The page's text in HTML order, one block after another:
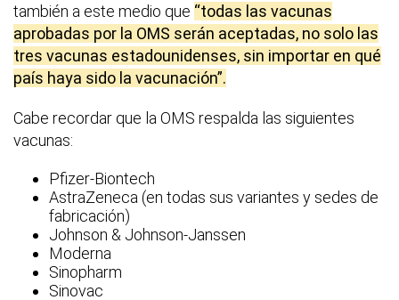
también a este medio que “todas las vacunas
aprobadas por la OMS serán aceptadas, no solo las
tres vacunas estadounidenses, sin importar en qué
país haya sido la vacunación”.
Cabe recordar que la OMS respalda las siguientes
vacunas:
Pfizer-Biontech
AstraZeneca (en todas sus variantes y sedes de
fabricación)
Johnson & Johnson-Janssen
Moderna
Sinopharm
Sinovac